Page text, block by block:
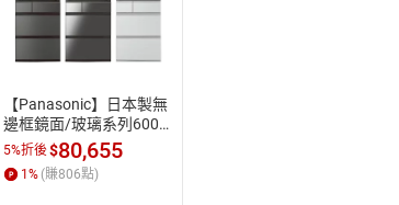
【Panasonic】日本製無
邊框鏡面/玻璃系列600L
六門電冰箱(NR-F609HX)
(鑽石黑/雲霧灰/翡翠白)
5%折後$80,655
1% (賺806點)